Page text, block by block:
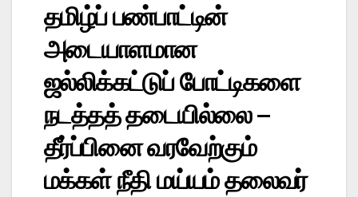
தமிழ்ப் பண்பாட்டின்
அடையாளமான
ஜல்லிக்கட்டுப் போட்டிகளை
நடத்தத் தடையில்லை –
தீர்ப்பினை வரவேற்கும்
மக்கள் நீதி மய்யம் தலைவர்